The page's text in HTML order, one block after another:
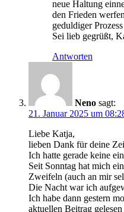
neue Haltung
den Frieden
geduldiger
Sei lieb gegrüßt,
Antworten
Neno sagt:
21. Januar 2025 um
Liebe Katja,
lieben Dank für deine
Ich hatte gerade keine
Seit Sonntag hat mich
Zweifeln (auch an mir
Die Nacht war ich
Ich habe dann gestern
aktuellen Beitrag